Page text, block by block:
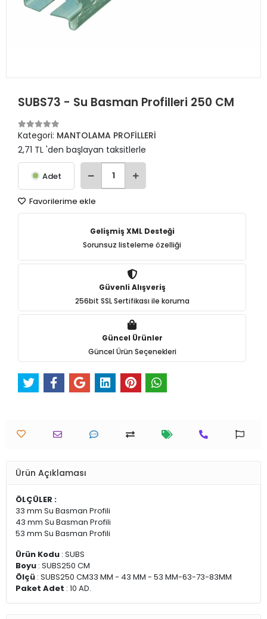
SUBS73 - Su Basman Profilleri 250 CM
Kategori: MANTOLAMA PROFİLLERİ
2,71 TL 'den başlayan taksitlerle
Adet
Favorilerime ekle
Gelişmiş XML Desteği
Sorunsuz listeleme özelliği
Güvenli Alışveriş
256bit SSL Sertifikası ile koruma
Güncel Ürünler
Güncel Ürün Seçenekleri
Ürün Açıklaması
ÖLÇÜLER :
33 mm Su Basman Profili
43 mm Su Basman Profili
53 mm Su Basman Profili
Ürün Kodu : SUBS
Boyu : SUBS250 CM
Ölçü : SUBS250 CM33 MM - 43 MM - 53 MM-63-73-83MM
Paket Adet : 10 AD.